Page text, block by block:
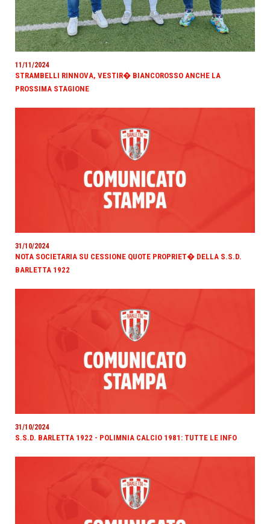
11/11/2024
STRAMBELLI RINNOVA, VESTIR� BIANCOROSSO ANCHE LA
PROSSIMA STAGIONE
31/10/2024
NOTA SOCIETARIA SU CESSIONE QUOTE PROPRIET� DELLA S.S.D.
BARLETTA 1922
31/10/2024
S.S.D. BARLETTA 1922 - POLIMNIA CALCIO 1981: TUTTE LE INFO